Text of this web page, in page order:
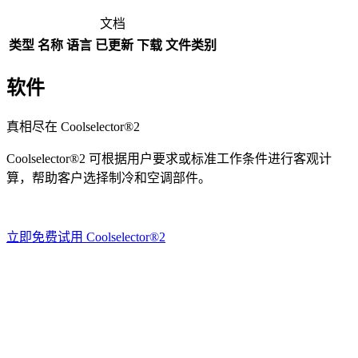
文档
类型 名称 语言 已更新 下载 文件类别
软件
真相尽在 Coolselector®2
Coolselector®2 可根据用户要求或标准工作条件进行客观计
算，帮助客户选择制冷和空调部件。
立即免费试用 Coolselector®2